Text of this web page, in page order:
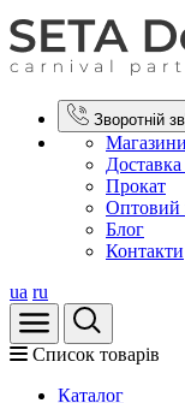
Зворотній
Магазини
Доставка
Прокат
Оптовий
Блог
Контакти
ua ru
Список товарів
Каталог